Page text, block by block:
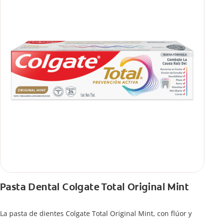
Pasta Dental Colgate Total Original Mint
La pasta de dientes Colgate Total Original Mint, con flúor y